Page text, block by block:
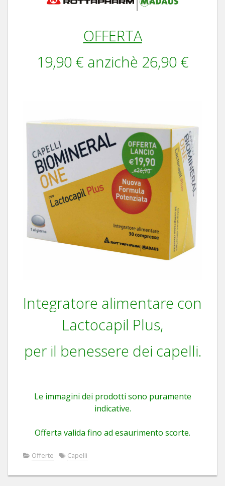
OFFERTA
19,90 € anzichè 26,90 €
Integratore alimentare con
Lactocapil Plus,
per il benessere dei capelli.
Le immagini dei prodotti sono puramente
indicative.
Offerta valida fino ad esaurimento scorte.
Offerte Capelli